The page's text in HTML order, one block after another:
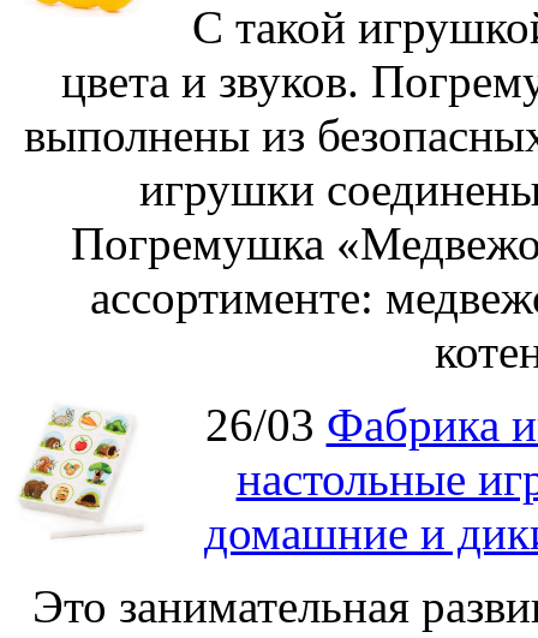
С такой
цвета и звуков.
выполнены из
игрушки
Погремушка
ассортименте:
26/03 Фабрика
настольные
домашние и
Это занимательная